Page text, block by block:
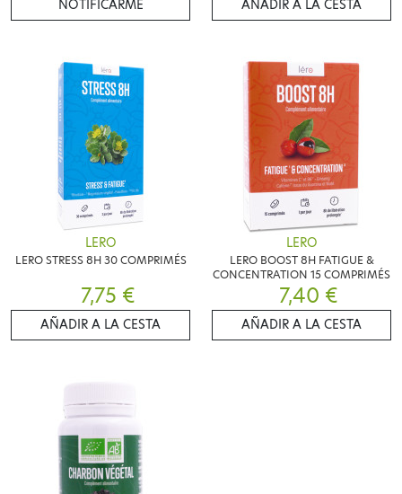
NOTIFICARME AÑADIR A LA CESTA
LERO
LERO STRESS 8H 30 COMPRIMÉS
7,75 €
AÑADIR A LA CESTA
LERO
LERO BOOST 8H FATIGUE &
CONCENTRATION 15 COMPRIMÉS
7,40 €
AÑADIR A LA CESTA